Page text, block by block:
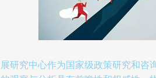
研究中心作为国家级政策研究和咨